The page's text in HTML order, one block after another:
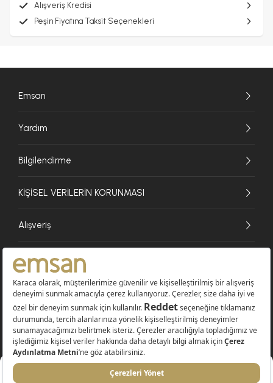
Alışveriş Kredisi
Peşin Fiyatına Taksit Seçenekleri
Emsan
Yardım
Bilgilendirme
KİŞİSEL VERİLERİN KORUNMASI
Alışveriş
© 2026 EMSAN A.Ş. Tüm Hakları Saklıdır